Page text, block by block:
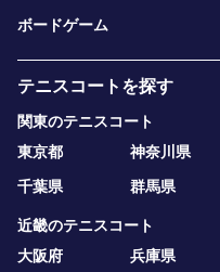
ボードゲーム
テニスコートを探す
関東のテニスコート
東京都
神奈川県
千葉県
群馬県
近畿のテニスコート
大阪府
兵庫県